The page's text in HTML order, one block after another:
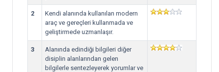
2
Kendi alanında kullanılan modern
araç ve gereçleri kullanmada ve
geliştirmede uzmanlaşır.
3
Alanında edindiği bilgileri diğer
disiplin alanlarından gelen
bilgilerle sentezleyerek yorumlar ve